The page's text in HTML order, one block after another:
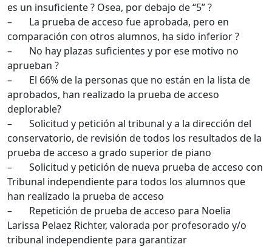
es un insuficiente ? Osea, por debajo de “5” ?
– La prueba de acceso fue aprobada, pero en
comparación con otros alumnos, ha sido inferior ?
– No hay plazas suficientes y por ese motivo no
aprueban ?
– El 66% de la personas que no están en la lista de
aprobados, han realizado la prueba de acceso
deplorable?
– Solicitud y petición al tribunal y a la dirección del
conservatorio, de revisión de todos los resultados de la
prueba de acceso a grado superior de piano
– Solicitud y petición de nueva prueba de acceso con
Tribunal independiente para todos los alumnos que
han realizado la prueba de acceso
– Repetición de prueba de acceso para Noelia
Larissa Pelaez Richter, valorada por profesorado y/o
tribunal independiente para garantizar